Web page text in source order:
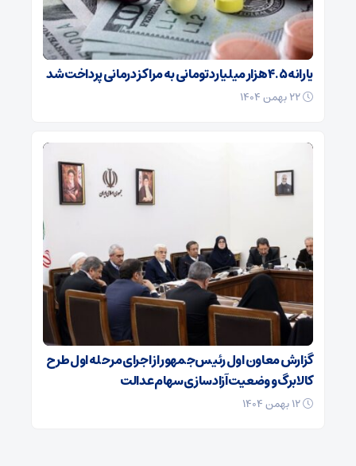
یارانه ۴.۵ هزار میلیارد تومانی به مراکز درمانی پرداخت شد
گزارش معاون اول رئیس‌جمهور از اجرای مرحله اول طرح
کالابرگ و وضعیت آزادسازی سهام عدالت